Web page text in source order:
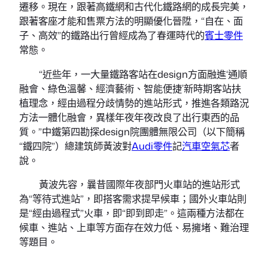
遷移。現在，跟著高鐵網和古代化鐵路網的成長完美，
跟著客座才能和售票方法的明顯優化晉陞，“自在、面
子、高效”的鐵路出行曾經成為了春運時代的賓士零件
常態。
“近些年，一大量鐵路客站在design方面融進‘通順
融會、綠色溫馨、經濟藝術、智能便捷’新時期客站扶
植理念，經由過程分歧情勢的進站形式，推進各類路況
方法一體化融會，異樣年夜年夜改良了出行東西的品
質。”中鐵第四勘探design院團體無限公司（以下簡稱
“鐵四院”）總建筑師黃波對Audi零件記汽車空氣芯者
說。
黃波先容，曩昔國際年夜部門火車站的進站形式
為“等待式進站”，即搭客需求提早候車；國外火車站則
是“經由過程式”火車，即“即到即走”。這兩種方法都在
候車、進站、上車等方面存在效力低、易擁堵、難治理
等題目。